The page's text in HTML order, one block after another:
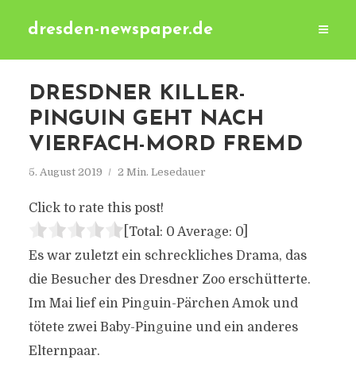
dresden-newspaper.de
DRESDNER KILLER-
PINGUIN GEHT NACH
VIERFACH-MORD FREMD
5. August 2019 2 Min. Lesedauer
Click to rate this post!
[Total: 0 Average: 0]
Es war zuletzt ein schreckliches Drama, das
die Besucher des Dresdner Zoo erschütterte.
Im Mai lief ein Pinguin-Pärchen Amok und
tötete zwei Baby-Pinguine und ein anderes
Elternpaar.